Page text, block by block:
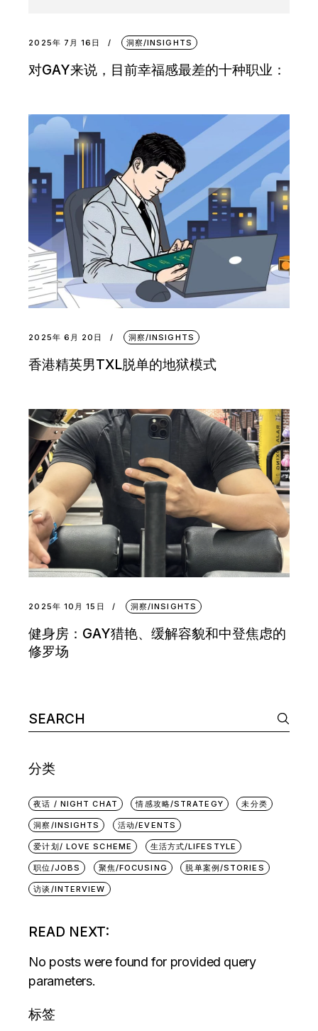
2025年 7月 16日 洞察/INSIGHTS
对GAY来说，目前幸福感最差的十种职业：
2025年 6月 20日 洞察/INSIGHTS
香港精英男TXL脱单的地狱模式
2025年 10月 15日 洞察/INSIGHTS
健身房：GAY猎艳、缓解容貌和中登焦虑的
修罗场
Search
for:
分类
夜话 / NIGHT CHAT 情感攻略/STRATEGY 未分类
洞察/INSIGHTS 活动/EVENTS
爱计划/ LOVE SCHEME 生活方式/LIFESTYLE
职位/JOBS 聚焦/FOCUSING 脱单案例/STORIES
访谈/INTERVIEW
READ NEXT:
No posts were found for provided query
parameters.
标签